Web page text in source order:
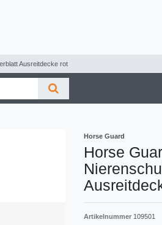
Ausreitdecke rot
Horse Guard
Horse
Artikelnummer 109501